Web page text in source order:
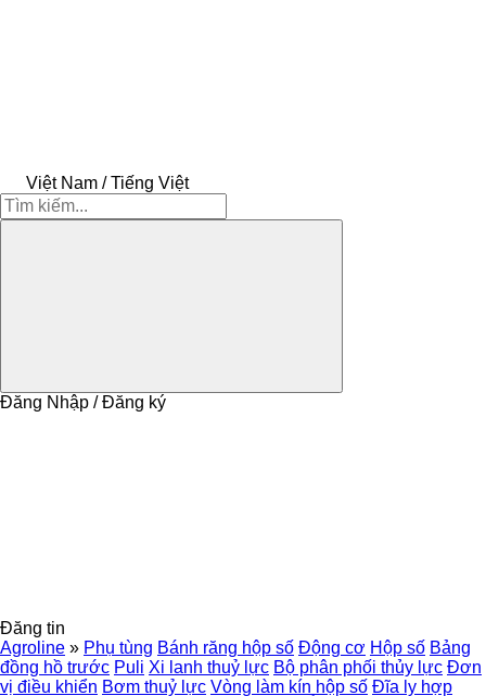
Việt Nam / Tiếng Việt
Đăng Nhập / Đăng ký
Đăng tin
Agroline » Phụ tùng Bánh răng hộp số Động cơ Hộp số Bảng
đồng hồ trước Puli Xi lanh thuỷ lực Bộ phân phối thủy lực Đơn
vị điều khiển Bơm thuỷ lực Vòng làm kín hộp số Đĩa ly hợp